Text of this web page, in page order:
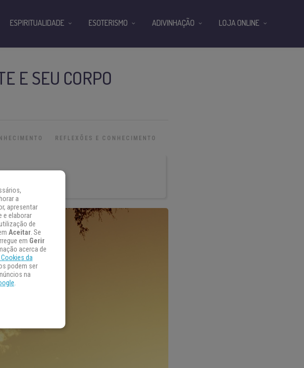
E SEU CORPO
REFLEXÕES E CONHECIMENTO
ESPIRITUALIDADE ESOTERISMO ADIVINHAÇÃO LOJA ONLINE
a
apresentar
e elaborar
de
Aceitar. Se
em Gerir
acerca de
da
podem ser
na
.